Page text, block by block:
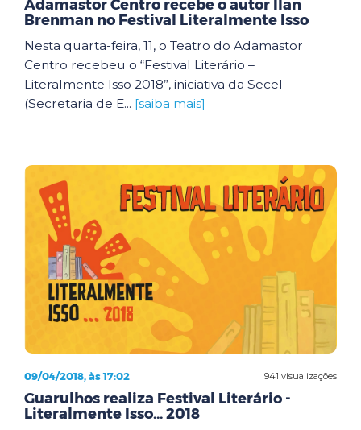
Adamastor Centro recebe o autor Ilan
Brenman no Festival Literalmente Isso
Nesta quarta-feira, 11, o Teatro do Adamastor
Centro recebeu o “Festival Literário –
Literalmente Isso 2018”, iniciativa da Secel
(Secretaria de E... [saiba mais]
941 visualizações
09/04/2018, às 17:02
Guarulhos realiza Festival Literário -
Literalmente Isso... 2018